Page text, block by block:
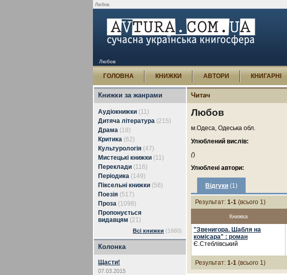
Любов.
Любов
ГОЛОВНА КНИЖКИ АВТОРИ КНИГАРНІ
Книжки за жанрами
Аудіокнижки (11)
Дитяча література (215)
Драма (18)
Критика (62)
Культурологія (47)
Мистецькі книжки (11)
Переклади (116)
Періодика (149)
Піксельні книжки (56)
Поезія (517)
Проза (1098)
Пропонується
видавцям (21)
Всі книжки (1660)
Колонка
Щасти!
07.03.2015
Читач
Любов
м.Одеса, Одеська обл.
Улюблений вислів:
()
Улюблені автори:
Відгуки (1)
Результат: 1-1 (всього 1)
Книжка
"Звенигора. Шабля на
комісара" : роман
Є.Стеблівський
Результат: 1-1 (всього 1)